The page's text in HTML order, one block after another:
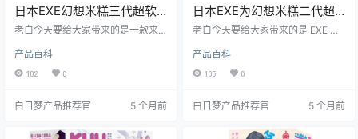
日本EXE幻想米糕三代超软
动漫飞机杯测评报告
老白今天要给大家带来的是一款来
杯。这款飞机杯以其极致的柔软度
和独特的设计，成为了市场上备受
关注的产品。它不仅适合喜欢慢玩
的人带来不一样的感受。
产品百科
102 0
白日梦产品推荐官 5 个月前
日本EXE为幻想米糕二代超
柔软低刺激飞机杯测评报告
老白今天要给大家带来的是 EXE 品
评。这款飞机杯以其超柔软的材质
和独特的使用体验，吸引了众多玩
家的关注。接下来，我将从多个维
和使用感受。
产品百科
105 0
白日梦产品推荐官 5 个月前